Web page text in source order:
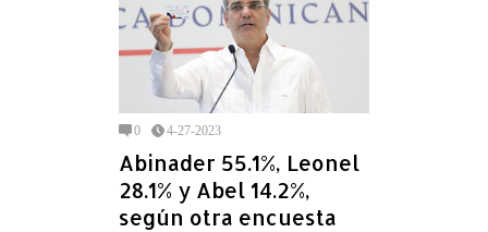
0 4-27-2023
Abinader 55.1%, Leonel
28.1% y Abel 14.2%,
según otra encuesta